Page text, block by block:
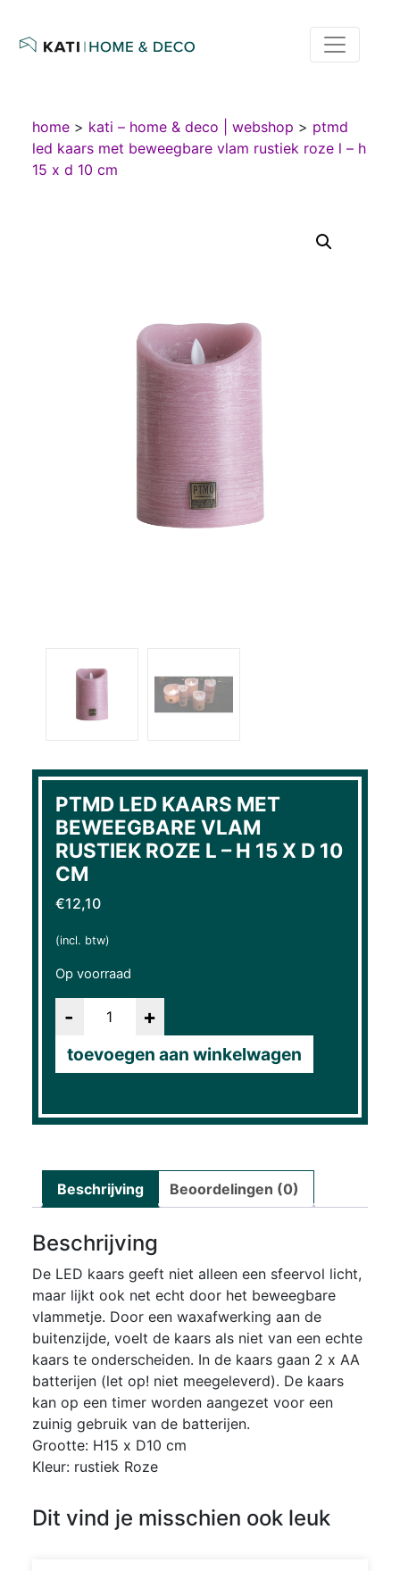
home > kati – home & deco | webshop > ptmd
led kaars met beweegbare vlam rustiek roze l – h
15 x d 10 cm
PTMD LED KAARS MET
BEWEEGBARE VLAM
RUSTIEK ROZE L – H 15 X D 10
CM
€12,10
(incl. btw)
Op voorraad
toevoegen aan winkelwagen
Beschrijving Beoordelingen (0)
Beschrijving
De LED kaars geeft niet alleen een sfeervol licht,
maar lijkt ook net echt door het beweegbare
vlammetje. Door een waxafwerking aan de
buitenzijde, voelt de kaars als niet van een echte
kaars te onderscheiden. In de kaars gaan 2 x AA
batterijen (let op! niet meegeleverd). De kaars
kan op een timer worden aangezet voor een
zuinig gebruik van de batterijen.
Grootte: H15 x D10 cm
Kleur: rustiek Roze
Dit vind je misschien ook leuk